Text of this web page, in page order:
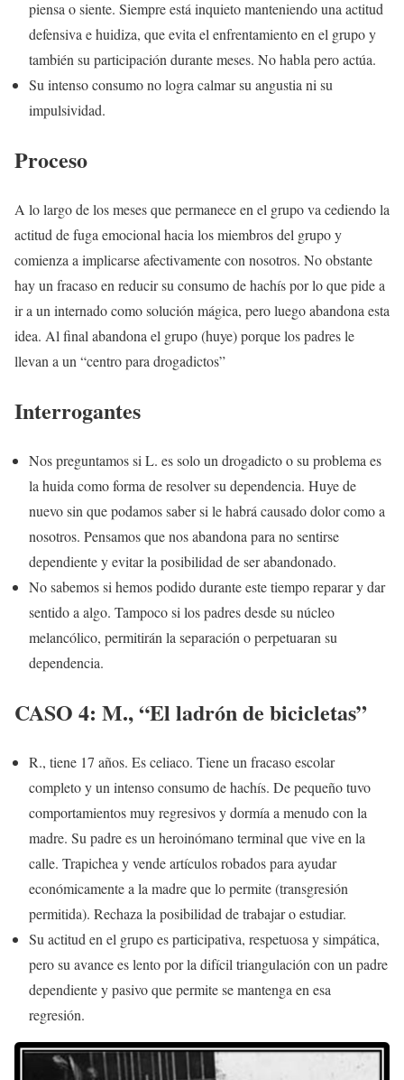
piensa o siente. Siempre está inquieto manteniendo una actitud
defensiva e huidiza, que evita el enfrentamiento en el grupo y
también su participación durante meses. No habla pero actúa.
Su intenso consumo no logra calmar su angustia ni su
impulsividad.
Proceso
A lo largo de los meses que permanece en el grupo va cediendo la
actitud de fuga emocional hacia los miembros del grupo y
comienza a implicarse afectivamente con nosotros. No obstante
hay un fracaso en reducir su consumo de hachís por lo que pide a
ir a un internado como solución mágica, pero luego abandona esta
idea. Al final abandona el grupo (huye) porque los padres le
llevan a un “centro para drogadictos”
Interrogantes
Nos preguntamos si L. es solo un drogadicto o su problema es
la huida como forma de resolver su dependencia. Huye de
nuevo sin que podamos saber si le habrá causado dolor como a
nosotros. Pensamos que nos abandona para no sentirse
dependiente y evitar la posibilidad de ser abandonado.
No sabemos si hemos podido durante este tiempo reparar y dar
sentido a algo. Tampoco si los padres desde su núcleo
melancólico, permitirán la separación o perpetuaran su
dependencia.
CASO 4: M., “El ladrón de bicicletas”
R., tiene 17 años. Es celiaco. Tiene un fracaso escolar
completo y un intenso consumo de hachís. De pequeño tuvo
comportamientos muy regresivos y dormía a menudo con la
madre. Su padre es un heroinómano terminal que vive en la
calle. Trapichea y vende artículos robados para ayudar
económicamente a la madre que lo permite (transgresión
permitida). Rechaza la posibilidad de trabajar o estudiar.
Su actitud en el grupo es participativa, respetuosa y simpática,
pero su avance es lento por la difícil triangulación con un padre
dependiente y pasivo que permite se mantenga en esa
regresión.